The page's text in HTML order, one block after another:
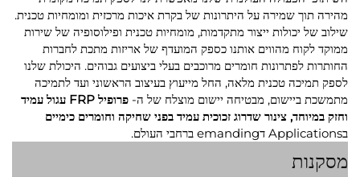
מהירה תוך שמירה על היתרונות של בקרת איכות מרכזית ומומחיות טכנית.
שילוב של יכולות ייצור מתקדמות, מומחיות טכנית ופילוסופיה של שירות
ממוקד לקוח מהווים אותנו כספק המועדף של אריזות מתכת לחברות
החותרות לפתרונות חומרים מרוכבים בעלי ביצועים גבוהים. היכולת שלנו
לספק תמיכה טכנית מלאה, החל מייעוץ בעיצוב הראשוני ועד לתמיכה
מתמשכת ביישום, מבטיחה יישום מוצלח של ה-
פרופיל FRP עגול עמיד
וחזק במיוחד, צינור שדרוג זכוכית עמיד בפני שחיקה וחומרים כימיים
בApplications דemanding ברחבי העולם.
מסקנות